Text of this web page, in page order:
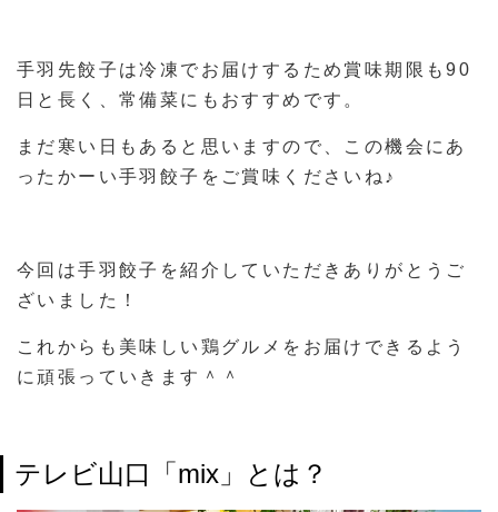
手羽先餃子は冷凍でお届けするため賞味期限も90
日と長く、常備菜にもおすすめです。
まだ寒い日もあると思いますので、この機会にあ
ったかーい手羽餃子をご賞味くださいね♪
今回は手羽餃子を紹介していただきありがとうご
ざいました！
これからも美味しい鶏グルメをお届けできるよう
に頑張っていきます＾＾
テレビ山口「mix」とは？